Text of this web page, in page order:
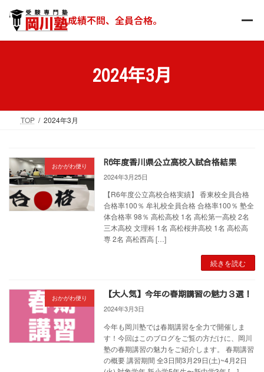
ン
ッ
ー
移
成績不問、全員合格。
2024年3月
TOP 2024年3月
おかがわ便り R6年度香川県公立高校入試合格結果
2024年3月25日
【R6年度公立高校合格実績】 香東校全員合格
合格率100％ 牟礼校全員合格 合格率100％ 塾全
体合格率 98％ 高松高校 1名 高松第一高校 2名
三木高校 文理科 1名 高松桜井高校 1名 高松高
専 2名 高松西高 […]
続きを読む
おかがわ便り 【大人気】今年の春期講習の魅力３選！
2024年3月3日
今年も岡川塾では春期講習を全力で開催しま
す！今回はこのブログをご覧の方だけに、岡川
塾の春期講習の魅力をご紹介します。 春期講習
の概要 講習期間 全3日間3月29日(土)~4月2日